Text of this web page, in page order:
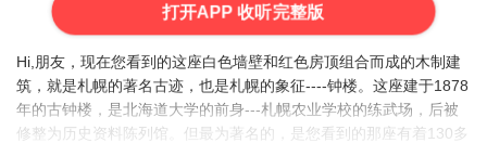
打开APP 收听完整版
Hi,朋友，现在您看到的这座白色墙壁和红色房顶组合而成的木制建
筑，就是札幌的著名古迹，也是札幌的象征----钟楼。这座建于1878
年的古钟楼，是北海道大学的前身---札幌农业学校的练武场，后被
修整为历史资料陈列馆。但最为著名的，是您看到的那座有着130多